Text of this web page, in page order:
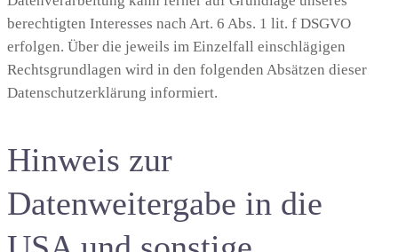
berechtigten Interesses nach Art. 6 Abs. 1 lit. f DSGVO
erfolgen. Über die jeweils im Einzelfall einschlägigen
Rechtsgrundlagen wird in den folgenden Absätzen dieser
Datenschutzerklärung informiert.
Hinweis zur
Datenweitergabe in die